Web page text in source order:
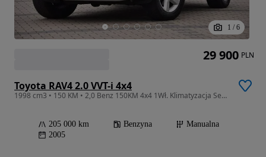
1 / 6
Toyota RAV4 2.0 VVT-i 4x4
1998 cm3 • 150 KM • 2,0 Benz 150KM 4x4 1Wł. Klimatyzacja Serwis do 02.26 El.Szyby Lusterka
205 000 km Benzyna
Manualna
2005
29 900 PLN